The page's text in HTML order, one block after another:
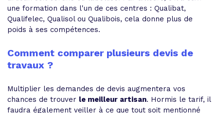
une formation dans l'un de ces centres : Qualibat,
Qualifelec, Qualisol ou Qualibois, cela donne plus de
poids à ses compétences.
Comment comparer plusieurs devis de
travaux ?
Multiplier les demandes de devis augmentera vos
chances de trouver le meilleur artisan. Hormis le tarif, il
faudra également veiller à ce que tout soit mentionné